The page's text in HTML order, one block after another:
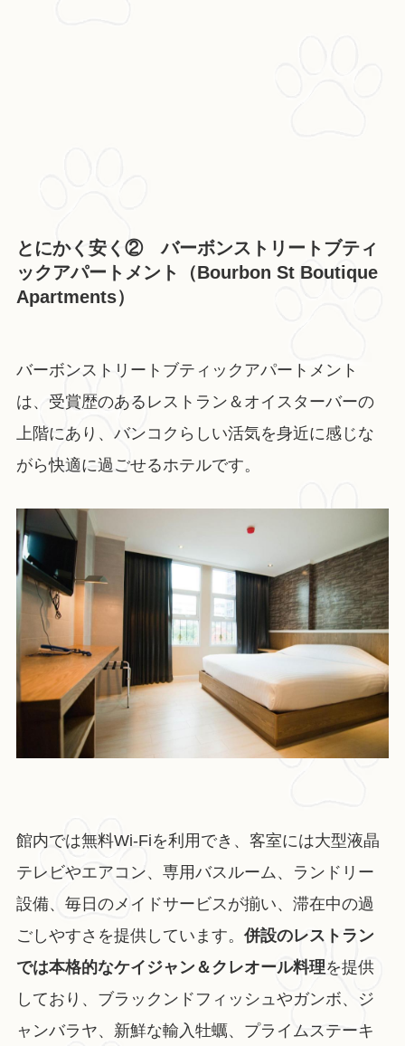
とにかく安く② バーボンストリートブティ
ックアパートメント（Bourbon St Boutique
Apartments）
バーボンストリートブティックアパートメント
は、受賞歴のあるレストラン＆オイスターバーの
上階にあり、バンコクらしい活気を身近に感じな
がら快適に過ごせるホテルです。
館内では無料Wi-Fiを利用でき、客室には大型液晶
テレビやエアコン、専用バスルーム、ランドリー
設備、毎日のメイドサービスが揃い、滞在中の過
ごしやすさを提供しています。 併設のレストラン
では本格的なケイジャン＆クレオール料理を提供
しており、ブラックンドフィッシュやガンボ、ジ
ャンバラヤ、新鮮な輸入牡蠣、プライムステーキ